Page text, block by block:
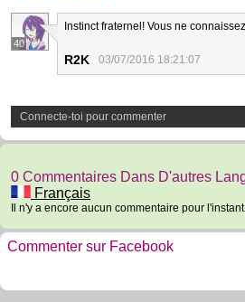
40
Instinct fraternel! Vous ne
R2K 03/07/2016 18:21:07
Connecte-toi pour commenter
0 Commentaires Dans D'autres
Français
Il n'y a encore aucun commentaire pour
Commenter sur Facebook